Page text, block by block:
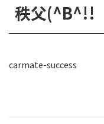
秩父(^B^!!
carmate-success